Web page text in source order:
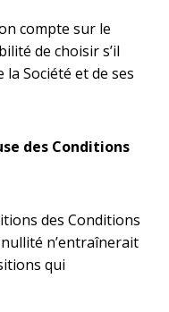
compte sur le
de choisir s’il
Société et de ses
des Conditions
des Conditions
n’entraînerait
qui